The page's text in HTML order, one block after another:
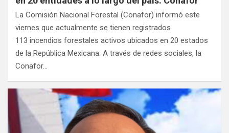
La Comisión Nacional Forestal (Conafor) informó este
viernes que actualmente se tienen registrados
113 incendios forestales activos ubicados en 20 estados
de la República Mexicana. A través de redes sociales, la
Conafor…